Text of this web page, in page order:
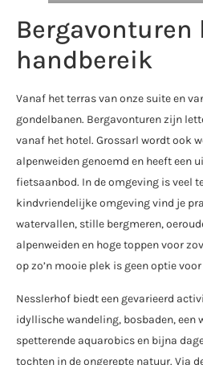
Bergavonturen
handbereik
Vanaf het terras van onze suite en
gondelbanen. Bergavonturen zijn
vanaf het hotel. Grossarl wordt ook
alpenweiden genoemd en heeft een
fietsaanbod. In de omgeving is veel
kindvriendelijke omgeving vind je
watervallen, stille bergmeren,
alpenweiden en hoge toppen voor
op zo’n mooie plek is geen optie voor
Nesslerhof biedt een gevarieerd
idyllische wandeling, bosbaden, een
spetterende aquarobics en bijna
tochten in de ongerepte natuur. Via